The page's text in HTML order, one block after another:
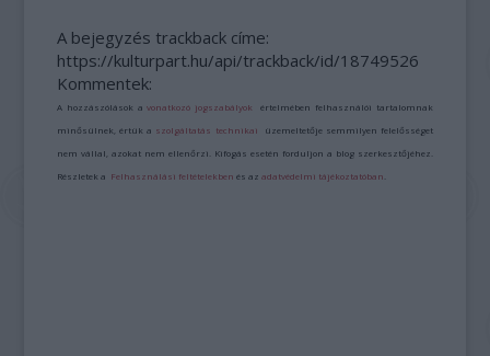
A bejegyzés trackback címe:
https://kulturpart.hu/api/trackback/id/18749526
Kommentek:
A hozzászólások avonatkozó jogszabályok értelmében felhasználói tartalomnak
minősülnek, értük a szolgáltatás technikai üzemeltetője semmilyen felelősséget
nem vállal, azokat nem ellenőrzi. Kifogás esetén forduljon a blog szerkesztőjéhez.
Részletek a Felhasználási feltételekben és azadatvédelmi tájékoztatóban